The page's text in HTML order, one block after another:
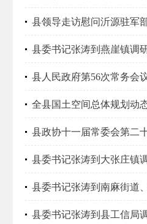
县领导走访慰问沂源驻军
县委书记张涛到燕崖镇调
县人民政府第56次常务会
全县国土空间总体规划动
县政协十一届常委会第二
县委书记张涛到大张庄镇
县委书记张涛到南麻街道
县委书记张涛到县工信局